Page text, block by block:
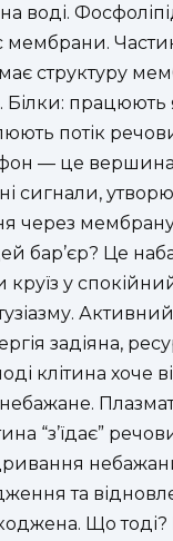
воді.
структуру
працюють
потік
— це вершина
сигнали,
через
бар’єр? Це
круїз у
задіяна,
клітина хоче
“з’їдає”
та
Що тоді?